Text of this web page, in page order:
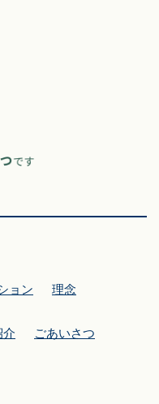
ョン
理念
介
ごあいさつ